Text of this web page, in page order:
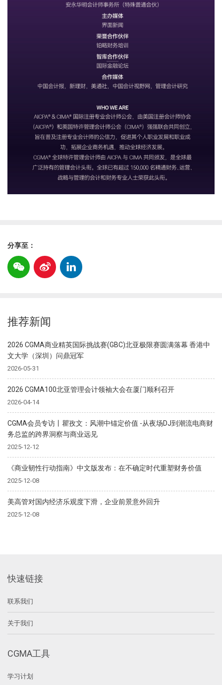
分享至：
推荐新闻
2026 CGMA商业精英国际挑战赛(GBC)北亚极限赛圆满落幕 香港中
文大学（深圳）问鼎冠军
2026-05-31
2026 CGMA100北亚管理会计领袖大会在厦门顺利召开
2026-04-14
CGMA会员专访丨瞿孜文：风潮中锚定价值 -从夜场DJ到潮流电商财
务总监的跨界洞察与商业远见
2025-12-12
《商业韧性行动指南》中文版发布：在不确定时代重塑财务价值
2025-12-08
美高管对国内经济乐观度下滑，企业前景意外回升
2025-12-08
快速链接
联系我们
关于我们
CGMA工具
学习计划